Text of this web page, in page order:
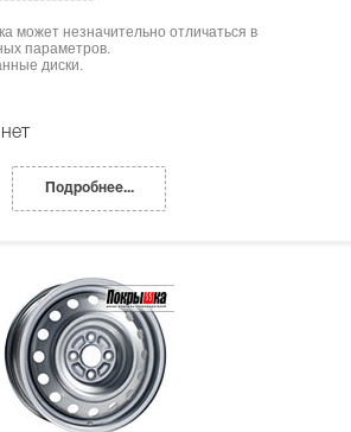
может незначительно отличаться в
параметров.
диски.
нет
Подробнее...